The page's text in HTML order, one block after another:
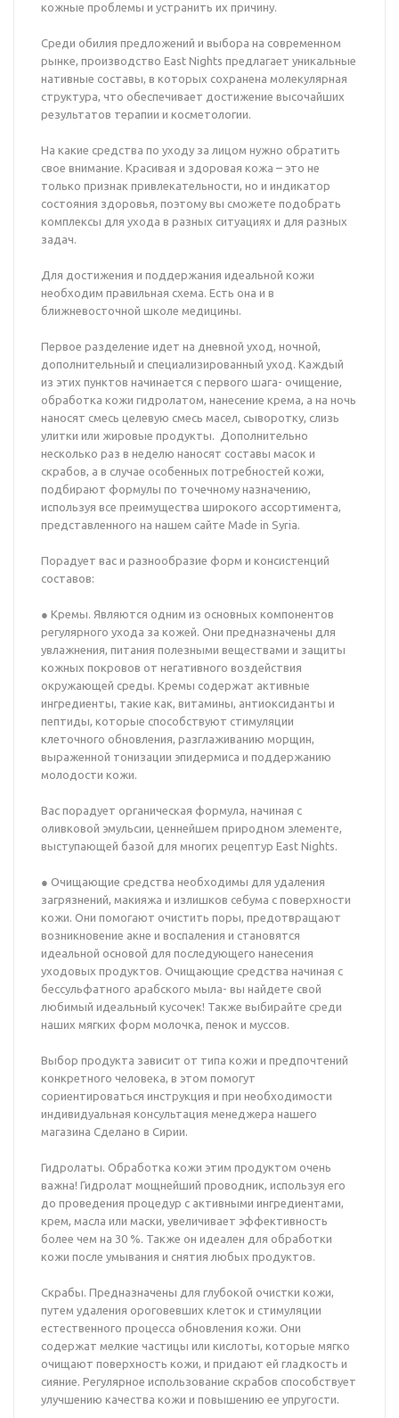
кожные проблемы и устранить их причину.
Среди обилия предложений и выбора на современном
рынке, производство East Nights предлагает уникальные
нативные составы, в которых сохранена молекулярная
структура, что обеспечивает достижение высочайших
результатов терапии и косметологии.
На какие средства по уходу за лицом нужно обратить
свое внимание. Красивая и здоровая кожа – это не
только признак привлекательности, но и индикатор
состояния здоровья, поэтому вы сможете подобрать
комплексы для ухода в разных ситуациях и для разных
задач.
Для достижения и поддержания идеальной кожи
необходим правильная схема. Есть она и в
ближневосточной школе медицины.
Первое разделение идет на дневной уход, ночной,
дополнительный и специализированный уход. Каждый
из этих пунктов начинается с первого шага- очищение,
обработка кожи гидролатом, нанесение крема, а на ночь
наносят смесь целевую смесь масел, сыворотку, слизь
улитки или жировые продукты. Дополнительно
несколько раз в неделю наносят составы масок и
скрабов, а в случае особенных потребностей кожи,
подбирают формулы по точечному назначению,
используя все преимущества широкого ассортимента,
представленного на нашем сайте Made in Syria.
Порадует вас и разнообразие форм и консистенций
составов:
● Кремы. Являются одним из основных компонентов
регулярного ухода за кожей. Они предназначены для
увлажнения, питания полезными веществами и защиты
кожных покровов от негативного воздействия
окружающей среды. Кремы содержат активные
ингредиенты, такие как, витамины, антиоксиданты и
пептиды, которые способствуют стимуляции
клеточного обновления, разглаживанию морщин,
выраженной тонизации эпидермиса и поддержанию
молодости кожи.
Вас порадует органическая формула, начиная с
оливковой эмульсии, ценнейшем природном элементе,
выступающей базой для многих рецептур East Nights.
● Очищающие средства необходимы для удаления
загрязнений, макияжа и излишков себума с поверхности
кожи. Они помогают очистить поры, предотвращают
возникновение акне и воспаления и становятся
идеальной основой для последующего нанесения
уходовых продуктов. Очищающие средства начиная с
бессульфатного арабского мыла- вы найдете свой
любимый идеальный кусочек! Также выбирайте среди
наших мягких форм молочка, пенок и муссов.
Выбор продукта зависит от типа кожи и предпочтений
конкретного человека, в этом помогут
сориентироваться инструкция и при необходимости
индивидуальная консультация менеджера нашего
магазина Сделано в Сирии.
Гидролаты. Обработка кожи этим продуктом очень
важна! Гидролат мощнейший проводник, используя его
до проведения процедур с активными ингредиентами,
крем, масла или маски, увеличивает эффективность
более чем на 30 %. Также он идеален для обработки
кожи после умывания и снятия любых продуктов.
Скрабы. Предназначены для глубокой очистки кожи,
путем удаления ороговевших клеток и стимуляции
естественного процесса обновления кожи. Они
содержат мелкие частицы или кислоты, которые мягко
очищают поверхность кожи, и придают ей гладкость и
сияние. Регулярное использование скрабов способствует
улучшению качества кожи и повышению ее упругости.